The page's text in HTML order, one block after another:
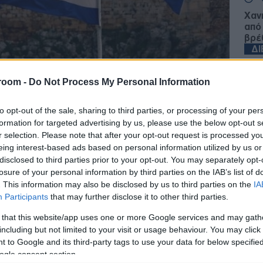
- Do Not Process My Personal Information
opt-out of the sale, sharing to third parties, or processing of your
for targeted advertising by us, please use the below opt-out
selection. Please note that after your opt-out request is processed
interest-based ads based on personal information utilized by us
to third parties prior to your opt-out. You may separately
of your personal information by third parties on the IAB’s list of
This information may also be disclosed by us to third parties on the
Participants that may further disclose it to other third parties.
that this website/app uses one or more Google services and may
but not limited to your visit or usage behaviour. You may
to Google and its third-party tags to use your data for below
consent section.
ακόμη, από τα όσα έχουν
εστίασε ο Κλάους Ρέγκλινγκ,
εκταμιευθεί η πρώτη δόση των κερδών
το καμπανάκι για την ελληνική
και διαψεύστηκαν περί
προβλήματος ανακεφαλαιοποίησης των
μετά τη συνεδρίαση του Eurogroup της
δεν ήταν ηΕλλάδα-τόνισε ότι ξεκάθαρη
των χρημάτων
από
Οι
το
τον
Από